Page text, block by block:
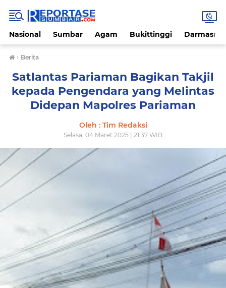
Nasional Sumbar Agam Bukittinggi
› Berita
Satlantas Pariaman Bagikan Takjil
kepada Pengendara yang Melintas
Didepan Mapolres Pariaman
Oleh : Tim Redaksi
Selasa, 04 Maret 2025 | 21:37 WIB